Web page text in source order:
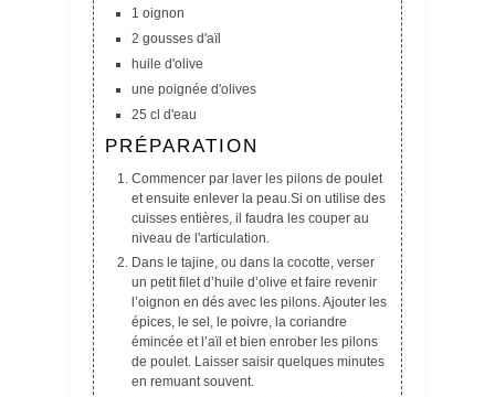
1 oignon
2 gousses d'aïl
huile d'olive
une poignée d'olives
25 cl d'eau
PRÉPARATION
Commencer par laver les pilons de poulet
et ensuite enlever la peau.Si on utilise des
cuisses entières, il faudra les couper au
niveau de l'articulation.
Dans le tajine, ou dans la cocotte, verser
un petit filet d’huile d’olive et faire revenir
l’oignon en dés avec les pilons. Ajouter les
épices, le sel, le poivre, la coriandre
émincée et l’aïl et bien enrober les pilons
de poulet. Laisser saisir quelques minutes
en remuant souvent.